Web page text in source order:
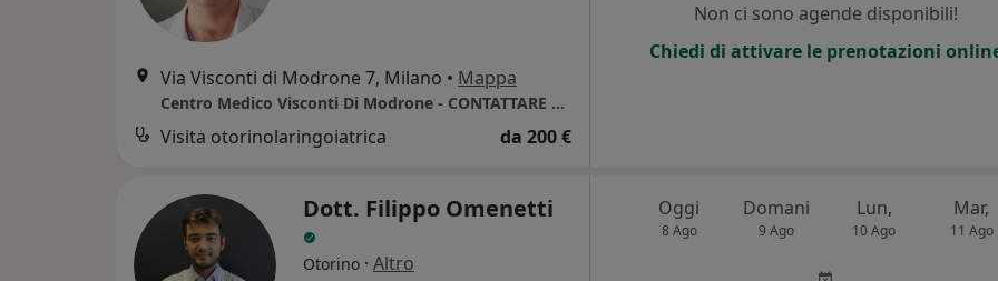
Via Visconti di Modrone 7, Milano • Mappa
Centro Medico Visconti Di Modrone - CONTATTARE LA STRUTTURA PER CONFERMARE LE PRENOTAZIONI ONLINE
Visita otorinolaringoiatrica da 200 €
Non ci sono agende disponibili!
Chiedi di attivare le prenotazioni
Dott. Filippo Omenetti
Otorino · Altro
Oggi
8 Ago
Domani
9 Ago
Lun,
10 Ago
Mar,
11 Ago